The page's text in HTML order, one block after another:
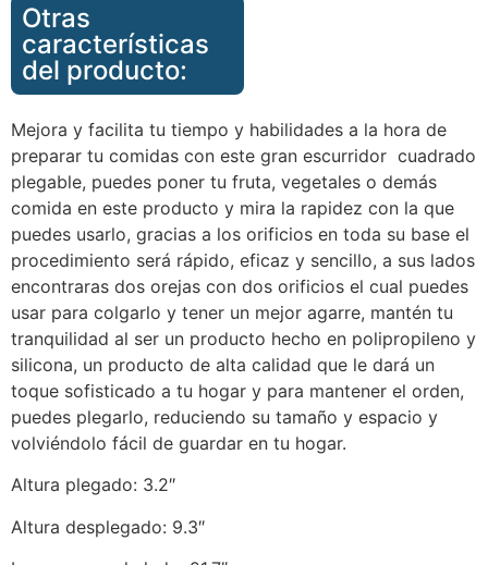
Otras
características
del producto:
Mejora y facilita tu tiempo y habilidades a la hora de
preparar tu comidas con este gran escurridor cuadrado
plegable, puedes poner tu fruta, vegetales o demás
comida en este producto y mira la rapidez con la que
puedes usarlo, gracias a los orificios en toda su base el
procedimiento será rápido, eficaz y sencillo, a sus lados
encontraras dos orejas con dos orificios el cual puedes
usar para colgarlo y tener un mejor agarre, mantén tu
tranquilidad al ser un producto hecho en polipropileno y
silicona, un producto de alta calidad que le dará un
toque sofisticado a tu hogar y para mantener el orden,
puedes plegarlo, reduciendo su tamaño y espacio y
volviéndolo fácil de guardar en tu hogar.
Altura plegado: 3.2″
Altura desplegado: 9.3″